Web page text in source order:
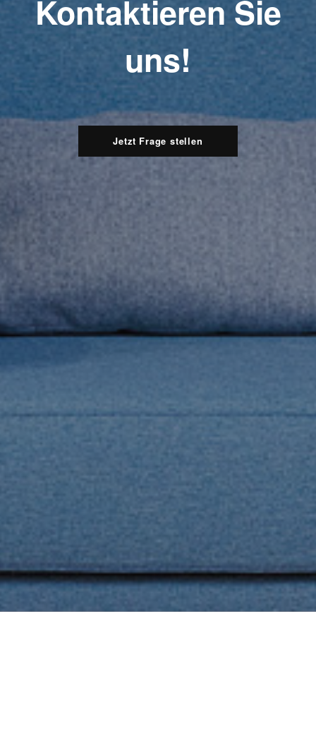
Kontaktieren Sie
uns!
Jetzt Frage stellen